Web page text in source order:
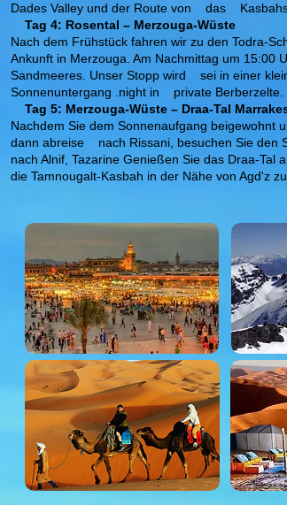
Dades Valley und der Route von
das
Tag 4: Rosental – Merzouga-Wüste
Nach dem Frühstück fahren wir zu den Todra-
Ankunft in Merzouga. Am Nachmittag um 15:00
Sandmeeres. Unser Stopp wird
sei in einer
Sonnenuntergang .night in
private Berberzelte.
Tag 5: Merzouga-Wüste – Draa-Tal
Nachdem Sie dem Sonnenaufgang beigewohnt
dann abreise
nach Rissani, besuchen Sie den
nach Alnif, Tazarine Genießen Sie das Draa-Tal
die Tamnougalt-Kasbah in der Nähe von Agd'z